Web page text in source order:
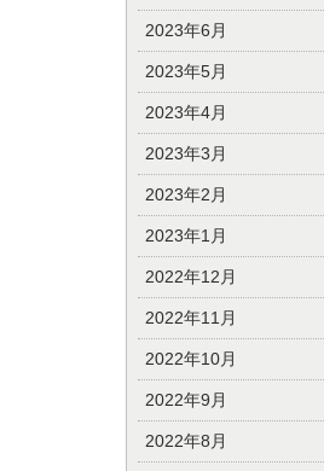
2023年6月
2023年5月
2023年4月
2023年3月
2023年2月
2023年1月
2022年12月
2022年11月
2022年10月
2022年9月
2022年8月